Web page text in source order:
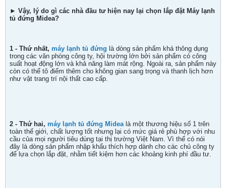
► Vậy, lý do gì các nhà đầu tư hiện nay lại chọn lắp đặt Máy lạnh
tủ đứng Midea?
1 - Thứ nhất, máy lạnh tủ đứng là dòng sản phẩm khá thông dụng
trong các văn phòng công ty, hội trường lớn bởi sản phẩm có công
suất hoạt động lớn và khả năng làm mát rộng. Ngoài ra, sản phẩm này
còn có thể tô điểm thêm cho không gian sang trọng và thanh lịch hơn
như vật trang trí nội thất cao cấp.
2 - Thứ hai, máy lạnh tủ đứng Midea là một thương hiệu số 1 trên
toàn thế giới, chất lượng tốt nhưng lại có mức giá rẻ phù hợp với nhu
cầu của mọi người tiêu dùng tại thị trường Việt Nam. Vì thế có nói
đây là dòng sản phẩm nhập khẩu thích hợp dành cho các chủ công ty
để lựa chọn lắp đặt, nhằm tiết kiệm hơn các khoảng kinh phí đầu tư.